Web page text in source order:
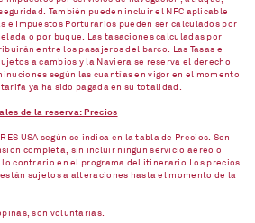
También pueden incluir el NFC aplicable
e Impuestos Porturarios pueden ser calculados por
o por buque. Las tasaciones calculadas por
entre los pasajeros del barco. Las Tasas e
a cambios y la Naviera se reserva el derecho
según las cuantías en vigor en el momento
ya ha sido pagada en su totalidad.
de la reserva: Precios
USA según se indica en la tabla de Precios. Son
completa, sin incluir ningún servicio aéreo o
lo contrario en el programa del itinerario.Los precios
sujetos a alteraciones hasta el momento de la
son voluntarias.